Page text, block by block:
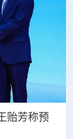
贻芳称预